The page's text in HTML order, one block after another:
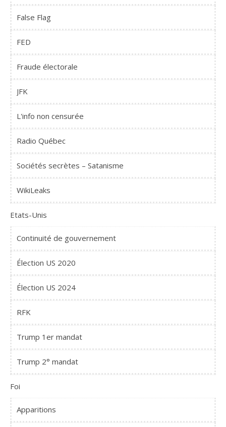
False Flag
FED
Fraude électorale
JFK
L'info non censurée
Radio Québec
Sociétés secrètes – Satanisme
WikiLeaks
Etats-Unis
Continuité de gouvernement
Élection US 2020
Élection US 2024
RFK
Trump 1er mandat
Trump 2° mandat
Foi
Apparitions